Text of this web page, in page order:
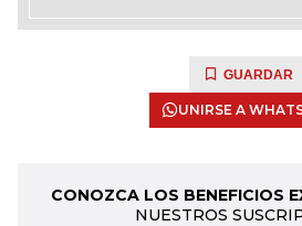
GUARDAR
UNIRSE A
CONOZCA LOS BENEFICIOS
NUESTROS